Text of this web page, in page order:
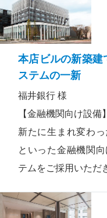
本店ビルの新築建
ステムの一新
福井銀行 様
【金融機関向け設備】
新たに生まれ変わ
といった金融機関
テムをご採用いただ